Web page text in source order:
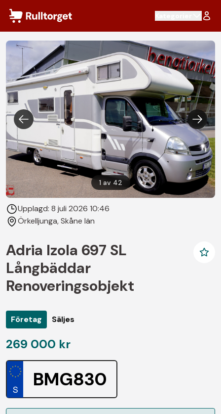
1av 42
Upplagd: 8 juli 2026 10:46
Örkelljunga, Skåne län
Adria Izola 697 SL
Långbäddar
Renoveringsobjekt
Företag Säljes
269 000 kr
BMG830